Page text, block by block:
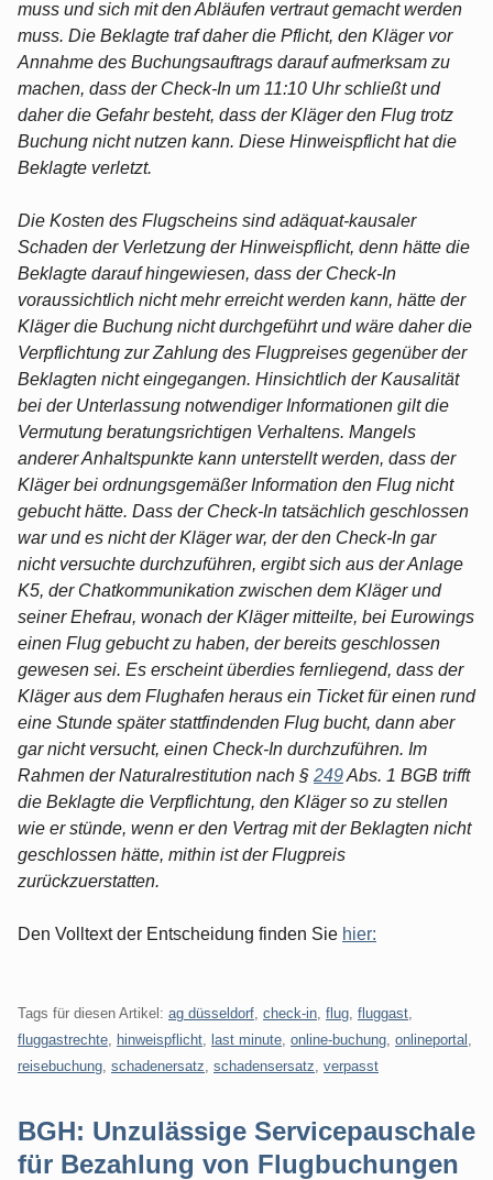
muss und sich mit den Abläufen vertraut gemacht werden
muss. Die Beklagte traf daher die Pflicht, den Kläger vor
Annahme des Buchungsauftrags darauf aufmerksam zu
machen, dass der Check-In um 11:10 Uhr schließt und
daher die Gefahr besteht, dass der Kläger den Flug trotz
Buchung nicht nutzen kann. Diese Hinweispflicht hat die
Beklagte verletzt.
Die Kosten des Flugscheins sind adäquat-kausaler
Schaden der Verletzung der Hinweispflicht, denn hätte die
Beklagte darauf hingewiesen, dass der Check-In
voraussichtlich nicht mehr erreicht werden kann, hätte der
Kläger die Buchung nicht durchgeführt und wäre daher die
Verpflichtung zur Zahlung des Flugpreises gegenüber der
Beklagten nicht eingegangen. Hinsichtlich der Kausalität
bei der Unterlassung notwendiger Informationen gilt die
Vermutung beratungsrichtigen Verhaltens. Mangels
anderer Anhaltspunkte kann unterstellt werden, dass der
Kläger bei ordnungsgemäßer Information den Flug nicht
gebucht hätte. Dass der Check-In tatsächlich geschlossen
war und es nicht der Kläger war, der den Check-In gar
nicht versuchte durchzuführen, ergibt sich aus der Anlage
K5, der Chatkommunikation zwischen dem Kläger und
seiner Ehefrau, wonach der Kläger mitteilte, bei Eurowings
einen Flug gebucht zu haben, der bereits geschlossen
gewesen sei. Es erscheint überdies fernliegend, dass der
Kläger aus dem Flughafen heraus ein Ticket für einen rund
eine Stunde später stattfindenden Flug bucht, dann aber
gar nicht versucht, einen Check-In durchzuführen. Im
Rahmen der Naturalrestitution nach § 249Abs. 1 BGB trifft
die Beklagte die Verpflichtung, den Kläger so zu stellen
wie er stünde, wenn er den Vertrag mit der Beklagten nicht
geschlossen hätte, mithin ist der Flugpreis
zurückzuerstatten.
Den Volltext der Entscheidung finden Sie hier:
Tags für diesen Artikel: ag düsseldorf check-in flug fluggast
fluggastrechte
hinweispflicht last minute online-buchung onlineportal
reisebuchung schadenersatz schadensersatz verpasst
BGH: Unzulässige Servicepauschale
für Bezahlung von Flugbuchungen